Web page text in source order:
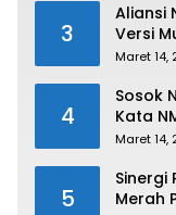
3
Aliansi
Versi
Maret 14,
4
Sosok
Kata
Maret 14,
5
Sinergi
Merah